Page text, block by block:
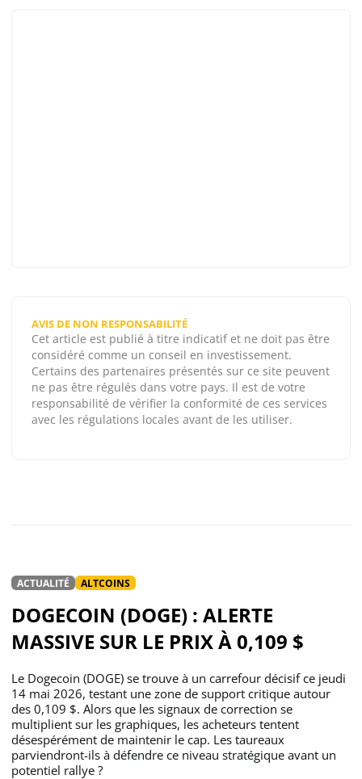
AVIS DE NON RESPONSABILITÉ
Cet article est publié à titre indicatif et ne doit pas être
considéré comme un conseil en investissement.
Certains des partenaires présentés sur ce site peuvent
ne pas être régulés dans votre pays. Il est de votre
responsabilité de vérifier la conformité de ces services
avec les régulations locales avant de les utiliser.
ACTUALITÉ ALTCOINS
DOGECOIN (DOGE) : ALERTE
MASSIVE SUR LE PRIX À 0,109 $
Le Dogecoin (DOGE) se trouve à un carrefour décisif ce jeudi
14 mai 2026, testant une zone de support critique autour
des 0,109 $. Alors que les signaux de correction se
multiplient sur les graphiques, les acheteurs tentent
désespérément de maintenir le cap. Les taureaux
parviendront-ils à défendre ce niveau stratégique avant un
potentiel rallye ?